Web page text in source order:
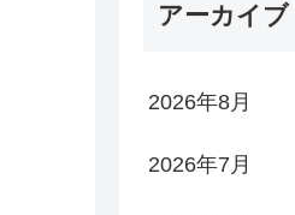
アーカイブ
2026年8月
2026年7月